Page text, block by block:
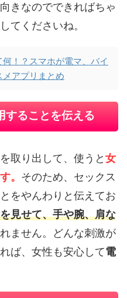
きなのでできればちゃ
てくださいね。
！？スマホが電マ、バイ
アプリまとめ
ることを伝える
を取り出して、使うと女
。 そのため、セックス
をやんわりと伝えてお
見せて、手や腕、肩な
ません。どんな刺激が
ば、女性も安心して電